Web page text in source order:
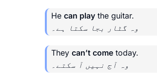
He can play the guitar.
وہ گٹار بجا سکتا ہے۔
They can’t come today.
وہ آج نہیں آ سکتے۔